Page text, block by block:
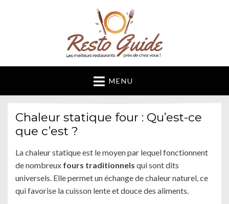
Resto Guide
Blog restauration et cuisine
MENU
Chaleur statique four : Qu’est-ce
que c’est ?
La chaleur statique est le moyen par lequel fonctionnent
de nombreux fours traditionnels qui sont dits
universels. Elle permet un échange de chaleur naturel, ce
qui favorise la cuisson lente et douce des aliments.